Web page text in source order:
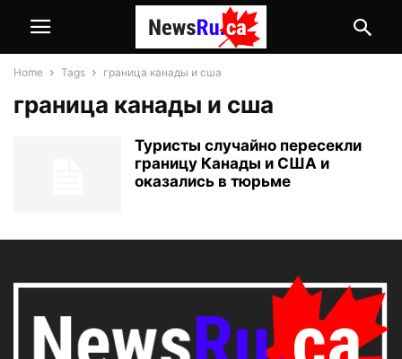
Home Tags граница канады и сша
граница канады и сша
Туристы случайно пересекли
границу Канады и США и
оказались в тюрьме